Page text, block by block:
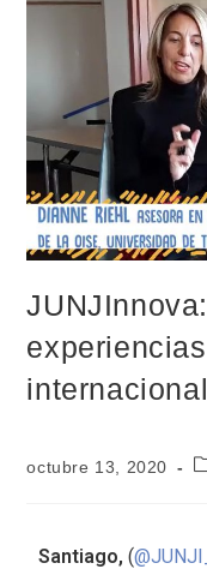
octubre 13, 2020
Santiago, (